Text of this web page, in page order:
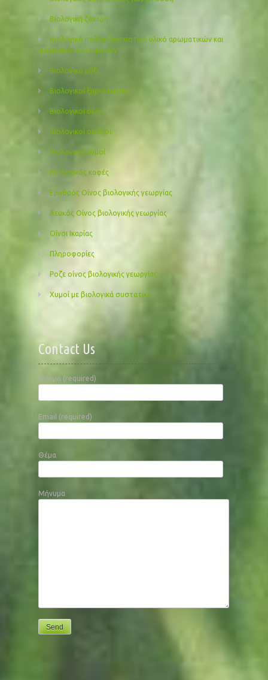
Βιολογική ζάχαρη
Βιολογικό πολλαπλασιαστικό υλικό αρωματικών και
φαρμακευτικών φυτών
Βιολογικό ρύζι
Βιολογικοί ξηροί καρποί
Βιολογικοί οίνοι
Βιολογικοί σπόροι
Βιολογικοί χυμοί
Βιολογικός καφές
Ερυθρός Οίνος βιολογικής γεωργίας
Λευκός Οίνος βιολογικής γεωργίας
Οίνοι Ικαρίας
Πληροφορίες
Ροζε οίνος βιολογικής γεωργίας
Χυμοί με βιολογικά συστατικά
Contact Us
Όνομα (required)
Email (required)
Θέμα
Μήνυμα